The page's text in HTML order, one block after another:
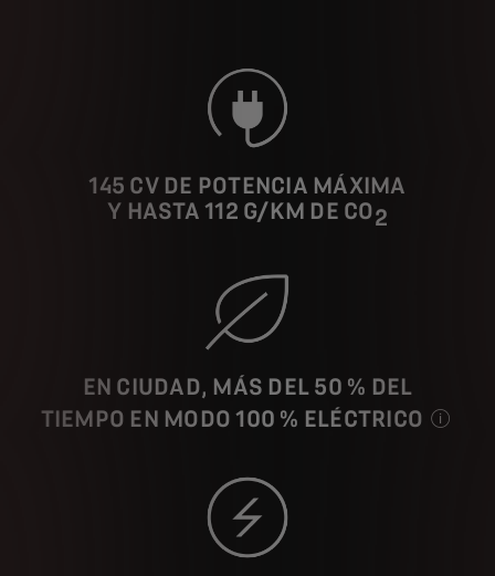
145 CV DE POTENCIA MÁXIMA
Y HASTA 112 G/KM DE CO2
EN CIUDAD, MÁS DEL 50 % DEL
TIEMPO EN MODO100 % ELÉCTRICO